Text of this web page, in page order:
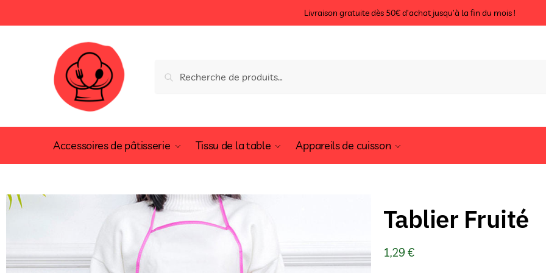
Livraison gratuite dès 50€ d’achat jusqu’à la fin du mois !
Recherche
Accessoires de pâtisserie Tissu de la table Appareils de cuisson
Tablier Fruité
1,29 €